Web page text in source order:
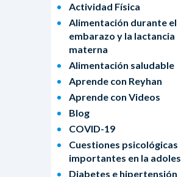
Actividad Física
Alimentación durante el
embarazo y la lactancia
materna
Alimentación saludable
Aprende con Reyhan
Aprende con Videos
Blog
COVID-19
Cuestiones psicológicas
importantes en la
Diabetes e hipertensión